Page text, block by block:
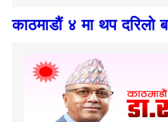
काठमाडौं ४ मा थप दरिलो